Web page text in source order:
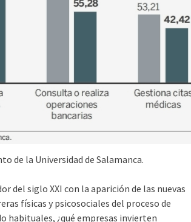
de la Universidad de Salamanca.
del siglo XXI con la aparición de las nuevas
físicas y psicosociales del proceso de
habituales, ¿qué empresas invierten